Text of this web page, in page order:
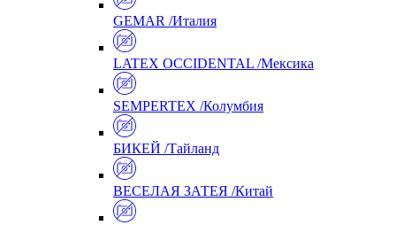
GEMAR /Италия
LATEX OCCIDENTAL /Мексика
SEMPERTEX /Колумбия
БИКЕЙ /Тайланд
ВЕСЕЛАЯ ЗАТЕЯ /Китай